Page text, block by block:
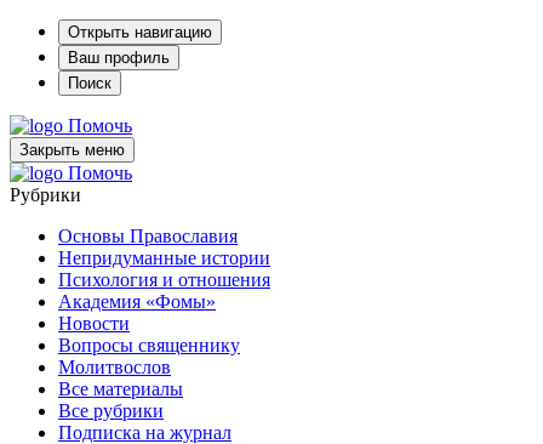
Открыть навигацию
Ваш профиль
Поиск
Помочь
Закрыть меню
Помочь
Рубрики
Основы Православия
Непридуманные истории
Психология и отношения
Академия «Фомы»
Новости
Вопросы священнику
Молитвослов
Все материалы
Все рубрики
Подписка на журнал